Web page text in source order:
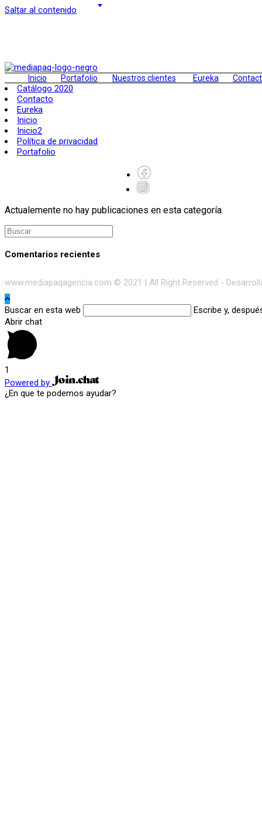
Saltar al contenido
Inicio Portafolio Nuestros clientes Eureka
Catálogo 2020
Contacto
Eureka
Inicio
Inicio2
Política de privacidad
Portafolio
Actualemente no hay publicaciones en esta categoría.
Comentarios recientes
www.mediapaqagencia.com © 2021 | All Right Reserved -
Buscar en esta web
Escribe y,
Abrir chat
1
Powered by
¿En que te podemos ayudar?